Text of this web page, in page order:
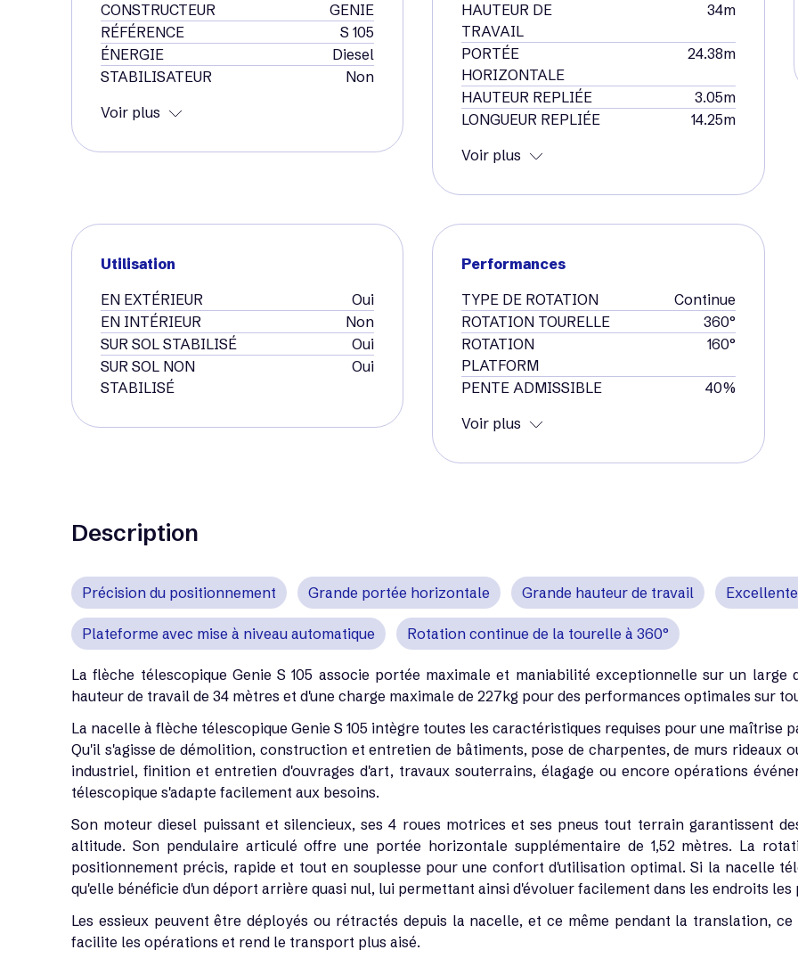
CONSTRUCTEUR
GENIE
RÉFÉRENCE
S 105
ÉNERGIE
Diesel
STABILISATEUR
Non
Voir plus
HAUTEUR DE
TRAVAIL
34m
PORTÉE
HORIZONTALE
24.38m
HAUTEUR REPLIÉE
3.05m
LONGUEUR REPLIÉE
14.25m
Voir plus
Utilisation
EN EXTÉRIEUR
Oui
EN INTÉRIEUR
Non
SUR SOL STABILISÉ
Oui
SUR SOL NON
STABILISÉ
Oui
Performances
TYPE DE ROTATION
Continue
ROTATION TOURELLE
360°
ROTATION
PLATFORM
160°
PENTE ADMISSIBLE
40%
Voir plus
Description
Précision du positionnement Grande portée horizontale Grande hauteur de travail
Plateforme avec mise à niveau automatique Rotation continue de la tourelle à 360°
La flèche télescopique Genie S 105 associe portée maximale et maniabilité exceptionnelle sur un large
hauteur de travail de 34 mètres et d'une charge maximale de 227kg pour des performances optimales sur
La nacelle à flèche télescopique Genie S 105 intègre toutes les caractéristiques requises pour une maîtrise
Qu'il s'agisse de démolition, construction et entretien de bâtiments, pose de charpentes, de murs rideaux
industriel, finition et entretien d'ouvrages d'art, travaux souterrains, élagage ou encore opérations
télescopique s'adapte facilement aux besoins.
Son moteur diesel puissant et silencieux, ses 4 roues motrices et ses pneus tout terrain garantissent
altitude. Son pendulaire articulé offre une portée horizontale supplémentaire de 1,52 mètres. La
positionnement précis, rapide et tout en souplesse pour une confort d'utilisation optimal. Si la nacelle
qu'elle bénéficie d'un déport arrière quasi nul, lui permettant ainsi d'évoluer facilement dans les endroits les
Les essieux peuvent être déployés ou rétractés depuis la nacelle, et ce même pendant la translation,
facilite les opérations et rend le transport plus aisé.